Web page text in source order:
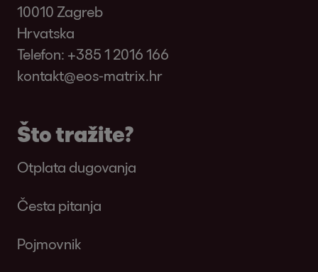
10010 Zagreb
Hrvatska
Telefon: +385 1 2016 166
kontakt@eos-matrix.hr
Što tražite?
Otplata dugovanja
Česta pitanja
Pojmovnik